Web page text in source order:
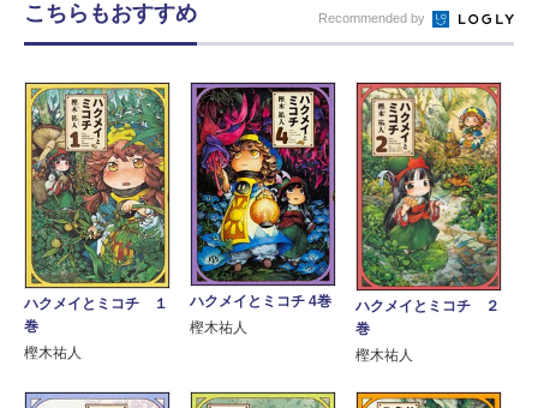
こちらもおすすめ Recommended by
ハクメイとミコチ １
巻
樫木祐人
ハクメイとミコチ 4巻
樫木祐人
ハクメイとミコチ ２
巻
樫木祐人